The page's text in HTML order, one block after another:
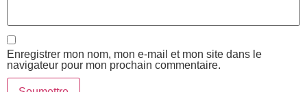
Enregistrer mon nom, mon e-mail et mon site dans le
navigateur pour mon prochain commentaire.